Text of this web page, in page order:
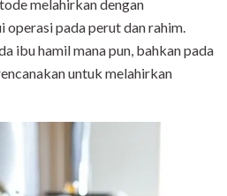
melahirkan dengan
operasi pada perut dan rahim.
ibu hamil mana pun, bahkan pada
untuk melahirkan